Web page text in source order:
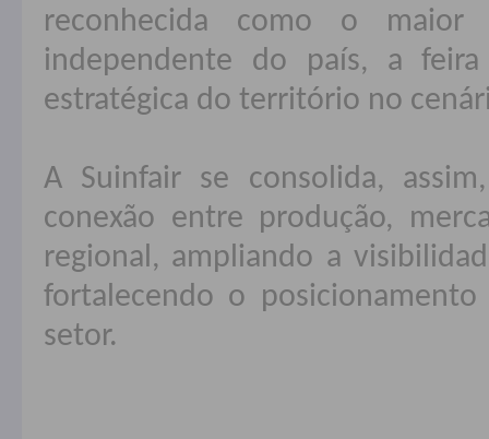
reconhecida como o maior
independente do país, a
estratégica do território no
A Suinfair se consolida,
conexão entre produção,
regional, ampliando a
fortalecendo o
setor.